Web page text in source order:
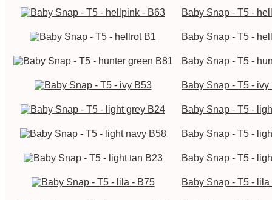
Baby Snap - T5 -
Baby Snap - T5 -
Baby Snap - T5 -
Baby Snap - T5 - ivy
Baby Snap - T5 -
Baby Snap - T5 -
Baby Snap - T5 -
Baby Snap - T5 - lila